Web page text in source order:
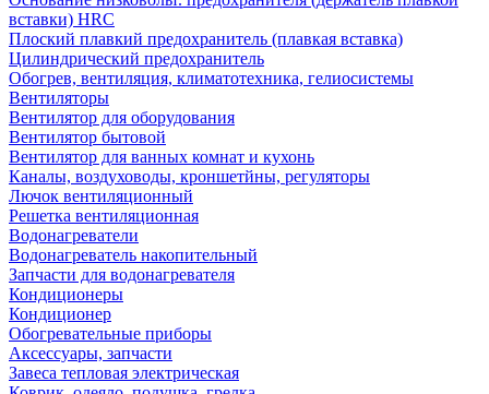
вставки) HRC
Плоский плавкий предохранитель (плавкая вставка)
Цилиндрический предохранитель
Обогрев, вентиляция, климатотехника, гелиосистемы
Вентиляторы
Вентилятор для оборудования
Вентилятор бытовой
Вентилятор для ванных комнат и кухонь
Каналы, воздуховоды, кроншетйны, регуляторы
Лючок вентиляционный
Решетка вентиляционная
Водонагреватели
Водонагреватель накопительный
Запчасти для водонагревателя
Кондиционеры
Кондиционер
Обогревательные приборы
Аксессуары, запчасти
Завеса тепловая электрическая